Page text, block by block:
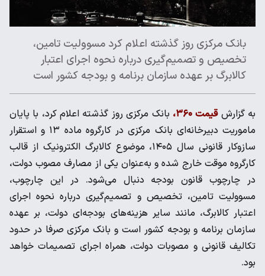
بانک مرکزی روز گذشته اعلام کرد مسوولیت تامین،
تخصیص و تصمیم‌گیری درباره نحوه اجرای اعتبار
کالابرگ بر عهده سازمان برنامه و بودجه کشور است
به گزارشقیمت ۳۶۰،
بانک مرکزی روز گذشته اعلام کرد، با پایان
ماموریت دبیرخانه‌ای بانک مرکزی در کارگروه ماده ۱۳ و استقرار
سازوکار قانونی سال ۱۴۰۵، موضوع کالابرگ الکترونیک از قالب
کارگروه موقت خارج شده و به‌عنوان یکی از مصارف مصوب دولت،
در چارچوب قانون بودجه دنبال می‌شود. در این چارچوب،
مسوولیت تامین، تخصیص و تصمیم‌گیری درباره نحوه اجرای
اعتبار کالابرگ، مانند سایر هزینه‌های بودجه‌ای دولت، بر عهده
سازمان برنامه و بودجه کشور است و بانک مرکزی صرفا در حدود
تکالیف قانونی و مصوبات دولت، همراه اجرای تصمیمات خواهد
بود.